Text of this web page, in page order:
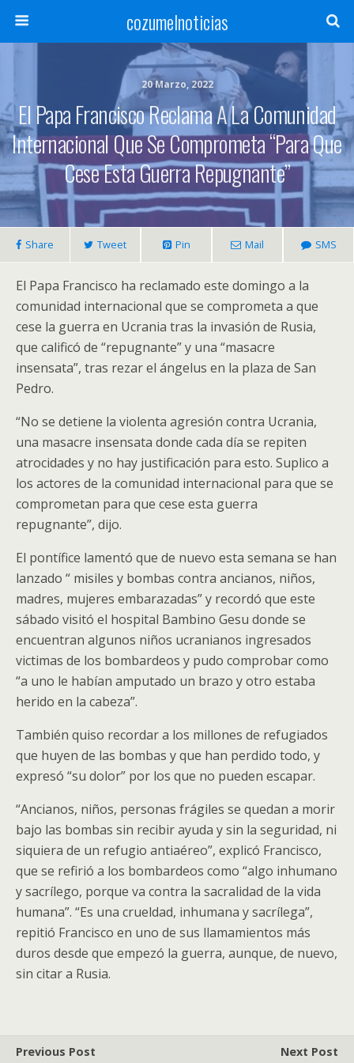
cozumelnoticias
20 Marzo, 2022
El Papa Francisco Reclama A La Comunidad
Internacional Que Se Comprometa “para Que
Cese Esta Guerra Repugnante”
Share Tweet Pin Mail SMS
El Papa Francisco ha reclamado este domingo a la
comunidad internacional que se comprometa a que
cese la guerra en Ucrania tras la invasión de Rusia,
que calificó de “repugnante” y una “masacre
insensata”, tras rezar el ángelus en la plaza de San
Pedro.
“No se detiene la violenta agresión contra Ucrania,
una masacre insensata donde cada día se repiten
atrocidades y no hay justificación para esto. Suplico a
los actores de la comunidad internacional para que se
comprometan para que cese esta guerra
repugnante”, dijo.
El pontífice lamentó que de nuevo esta semana se han
lanzado “ misiles y bombas contra ancianos, niños,
madres, mujeres embarazadas” y recordó que este
sábado visitó el hospital Bambino Gesu donde se
encuentran algunos niños ucranianos ingresados
victimas de los bombardeos y pudo comprobar como
“a uno le habían amputado un brazo y otro estaba
herido en la cabeza”.
También quiso recordar a los millones de refugiados
que huyen de las bombas y que han perdido todo, y
expresó “su dolor” por los que no pueden escapar.
“Ancianos, niños, personas frágiles se quedan a morir
bajo las bombas sin recibir ayuda y sin la seguridad, ni
siquiera de un refugio antiaéreo”, explicó Francisco,
que se refirió a los bombardeos como “algo inhumano
y sacrílego, porque va contra la sacralidad de la vida
humana”. “Es una crueldad, inhumana y sacrílega”,
repitió Francisco en uno de sus llamamientos más
duros desde que empezó la guerra, aunque, de nuevo,
sin citar a Rusia.
Previous Post Next Post